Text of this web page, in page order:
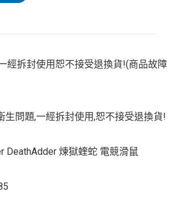
經拆封使用恕不接受退換貨!(商品故障
生問題,一經拆封使用,恕不接受退換貨!
煉獄蝰蛇 電競滑鼠